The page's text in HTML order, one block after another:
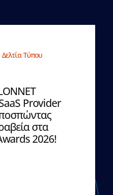
Δελτία Τύπου
Provider
στα
2026!